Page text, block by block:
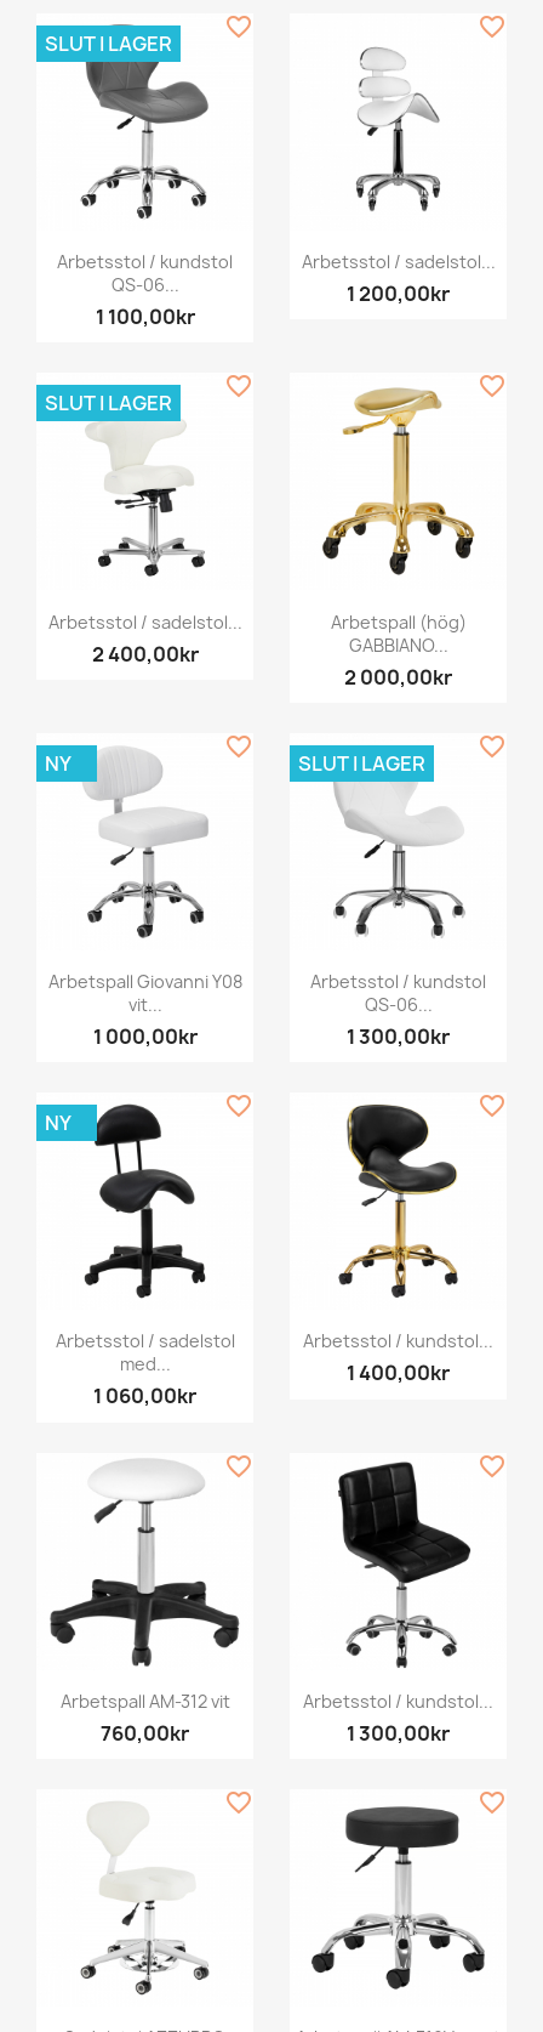
Arbetsstol / kundstol
QS-06...
1 100,00kr
SLUT I LAGER
favorite_border
Arbetsstol / sadelstol...
1 200,00kr
favorite_border
Arbetsstol / sadelstol...
2 400,00kr
SLUT I LAGER
favorite_border
Arbetspall (hög)
GABBIANO...
2 000,00kr
favorite_border
Arbetspall Giovanni Y08
vit...
1 000,00kr
NY
favorite_border
Arbetsstol / kundstol
QS-06...
1 300,00kr
SLUT I LAGER
favorite_border
Arbetsstol / sadelstol
med...
1 060,00kr
NY
favorite_border
Arbetsstol / kundstol...
1 400,00kr
favorite_border
Arbetspall AM-312 vit
760,00kr
favorite_border
Arbetsstol / kundstol...
1 300,00kr
favorite_border
favorite_border favorite_border